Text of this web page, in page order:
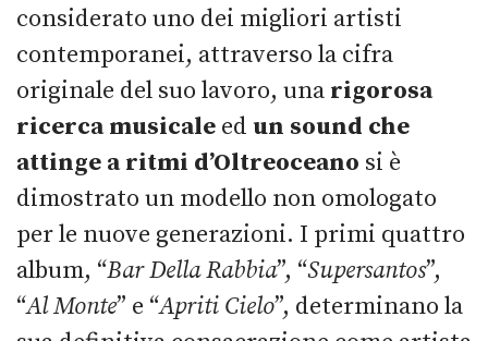
considerato uno dei migliori artisti
contemporanei, attraverso la cifra
originale del suo lavoro, una rigorosa
ricerca musicale ed un sound che
attinge a ritmi d’Oltreoceano si è
dimostrato un modello non omologato
per le nuove generazioni. I primi quattro
album, “Bar Della Rabbia”, “Supersantos”,
“Al Monte” e “Apriti Cielo”, determinano la